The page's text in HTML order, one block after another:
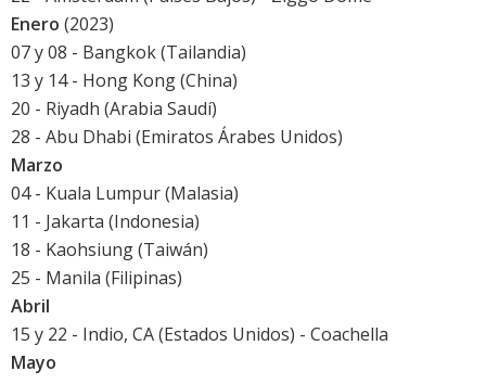
Enero (2023)
07 y 08 - Bangkok (Tailandia)
13 y 14 - Hong Kong (China)
20 - Riyadh (Arabia Saudí)
28 - Abu Dhabi (Emiratos Árabes Unidos)
Marzo
04 - Kuala Lumpur (Malasia)
11 - Jakarta (Indonesia)
18 - Kaohsiung (Taiwán)
25 - Manila (Filipinas)
Abril
15 y 22 - Indio, CA (Estados Unidos) - Coachella
Mayo